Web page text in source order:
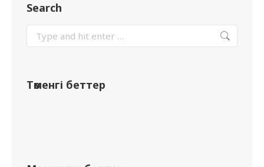
Search
Төменгі беттер